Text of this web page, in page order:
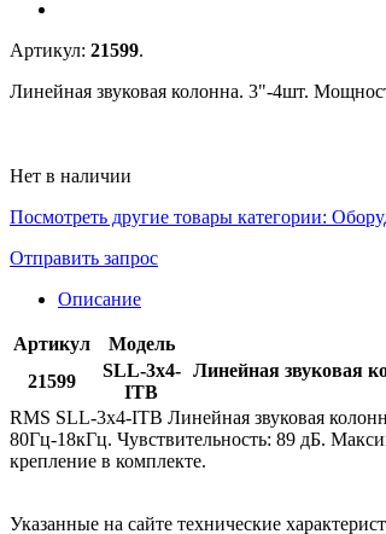
Артикул: 21599.
Линейная звуковая колонна. 3"-4шт.
Нет в наличии
Посмотреть другие товары категории:
Отправить запрос
Описание
Артикул Модель
21599
SLL-3x4-
ITB
Линейная звуковая
RMS SLL-3x4-ITB Линейная звуковая
80Гц-18кГц. Чувствительность: 89 дБ.
крепление в комплекте.
Указанные на сайте технические